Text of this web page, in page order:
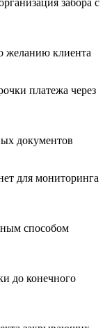
желанию клиента
платежа через
документов
для мониторинга
способом
до конечного